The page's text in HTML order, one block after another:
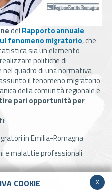
del Rapporto annuale
fenomeno migratorio, che
sia un elemento
politiche di
quadro di una normativa
il fenomeno migratorio
della comunità regionale e
pari opportunità per
in Emilia-Romagna
e malattie professionali
x
COOKIE